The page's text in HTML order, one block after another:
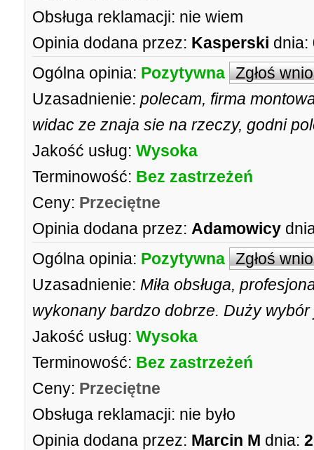
Obsługa reklamacji: nie wiem
Opinia dodana przez: Kasperski dnia:
Ogólna opinia: Pozytywna Zgłoś
Uzasadnienie: polecam, firma
widac ze znaja sie na rzeczy, godni
Jakość usług: Wysoka
Terminowość: Bez zastrzeżeń
Ceny: Przeciętne
Opinia dodana przez: Adamowicy
Ogólna opinia: Pozytywna Zgłoś
Uzasadnienie: Miła obsługa,
wykonany bardzo dobrze. Duży
Jakość usług: Wysoka
Terminowość: Bez zastrzeżeń
Ceny: Przeciętne
Obsługa reklamacji: nie było
Opinia dodana przez: Marcin M dnia: